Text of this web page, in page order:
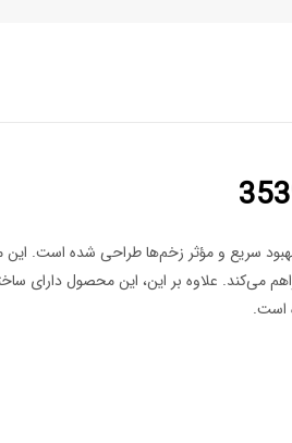
ساختار خاص است که برای بهبود سریع و مؤثر
می‌کند. علاوه بر این، این محصول
است.